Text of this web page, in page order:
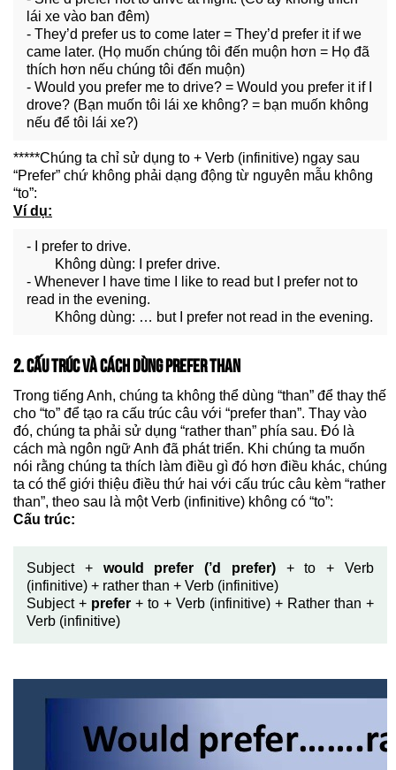
lái xe vào ban đêm)
- They’d prefer us to come later = They’d prefer it if we
came later. (Họ muốn chúng tôi đến muộn hơn = Họ đã
thích hơn nếu chúng tôi đến muộn)
- Would you prefer me to drive? = Would you prefer it if I
drove? (Bạn muốn tôi lái xe không? = bạn muốn không
nếu để tôi lái xe?)
*****Chúng ta chỉ sử dụng to + Verb (infinitive) ngay sau
“Prefer” chứ không phải dạng động từ nguyên mẫu không
“to”:
Ví dụ:
- I prefer to drive.
Không dùng: I prefer drive.
- Whenever I have time I like to read but I prefer not to
read in the evening.
Không dùng: … but I prefer not read in the evening.
2. CẤU TRÚC VÀ CÁCH DÙNG PREFER THAN
Trong tiếng Anh, chúng ta không thể dùng “than” để thay thế
cho “to” để tạo ra cấu trúc câu với “prefer than”. Thay vào
đó, chúng ta phải sử dụng “rather than” phía sau. Đó là
cách mà ngôn ngữ Anh đã phát triển. Khi chúng ta muốn
nói rằng chúng ta thích làm điều gì đó hơn điều khác, chúng
ta có thể giới thiệu điều thứ hai với cấu trúc câu kèm “rather
than”, theo sau là một Verb (infinitive) không có “to”:
Cấu trúc:
Subject + would prefer (’d prefer) + to + Verb
(infinitive) + rather than + Verb (infinitive)
Subject + prefer + to + Verb (infinitive) + Rather than +
Verb (infinitive)